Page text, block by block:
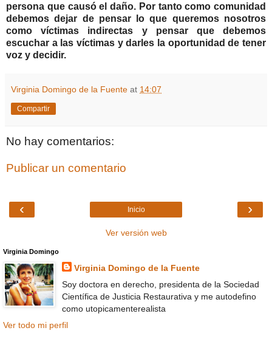
persona que causó el daño. Por tanto como comunidad
debemos dejar de pensar lo que queremos nosotros
como víctimas indirectas y pensar que debemos
escuchar a las víctimas y darles la oportunidad de tener
voz y decidir.
Virginia Domingo de la Fuente at 14:07
Compartir
No hay comentarios:
Publicar un comentario
‹ ›
Inicio
Ver versión web
Virginia Domingo
Virginia Domingo de la Fuente
Soy doctora en derecho, presidenta de la Sociedad
Científica de Justicia Restaurativa y me autodefino
como utopicamenterealista
Ver todo mi perfil